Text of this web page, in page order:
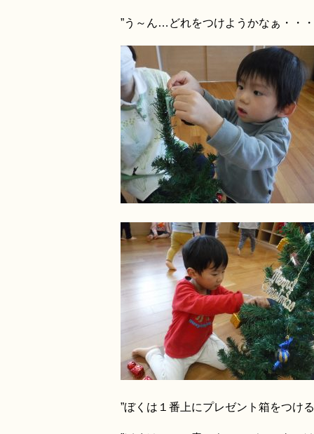
”う～ん…どれをつけようかなぁ・・・
”ぼくは１番上にプレゼント箱をつけ